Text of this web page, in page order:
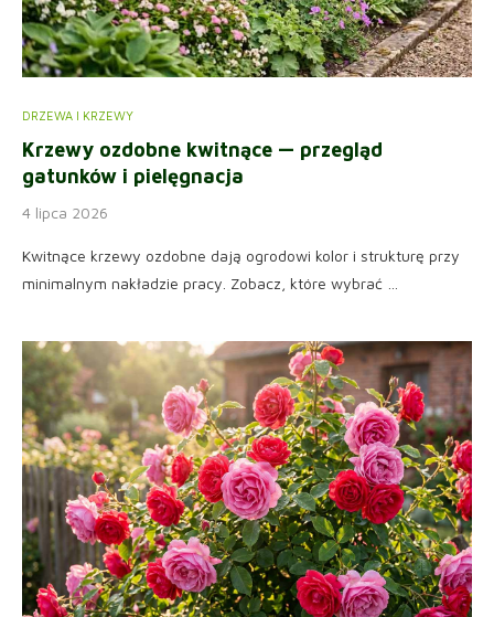
DRZEWA I KRZEWY
Krzewy ozdobne kwitnące — przegląd
gatunków i pielęgnacja
4 lipca 2026
Kwitnące krzewy ozdobne dają ogrodowi kolor i strukturę przy
minimalnym nakładzie pracy. Zobacz, które wybrać …